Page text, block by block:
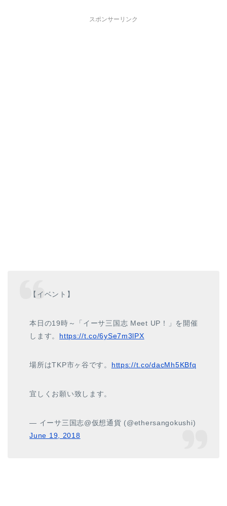
スポンサーリンク
【イベント】
本日の19時～「イーサ三国志 Meet UP！」を開催
します。 https://t.co/6ySe7m3lPX
場所はTKP市ヶ谷です。 https://t.co/dacMh5KBfq
宜しくお願い致します。
— イーサ三国志@仮想通貨 (@ethersangokushi)
June 19, 2018